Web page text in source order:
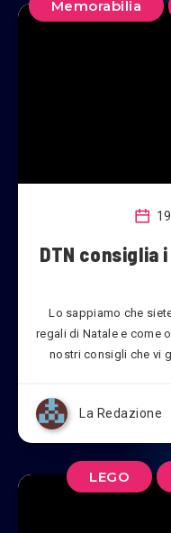
Memorabilia
DTN consiglia
Lo sappiamo che
regali di Natale e come
nostri consigli che vi
La Redazione
LEGO